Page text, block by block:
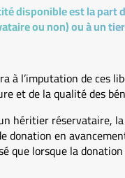
disponible est la part
ou non) ou à un
à l’imputation de ces
et de la qualité des
héritier réservataire,
donation en
que lorsque la